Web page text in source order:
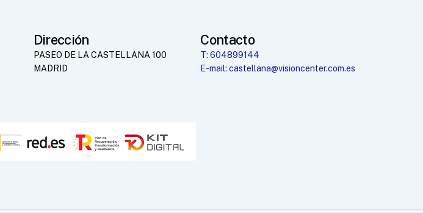
Dirección
PASEO DE LA CASTELLANA 100
MADRID
Contacto
T: 604899144
E-mail: castellana@visioncenter.com.es